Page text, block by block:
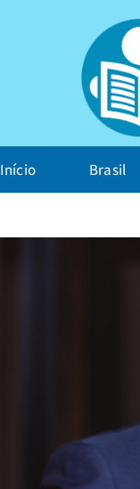
Início Brasil